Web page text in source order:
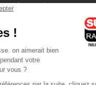
et-lyonnais.com
Iphone
l'application